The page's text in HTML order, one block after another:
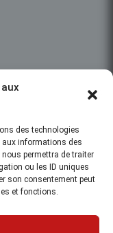
des technologies
aux informations des
permettra de traiter
ou les ID uniques
son consentement peut
et fonctions.